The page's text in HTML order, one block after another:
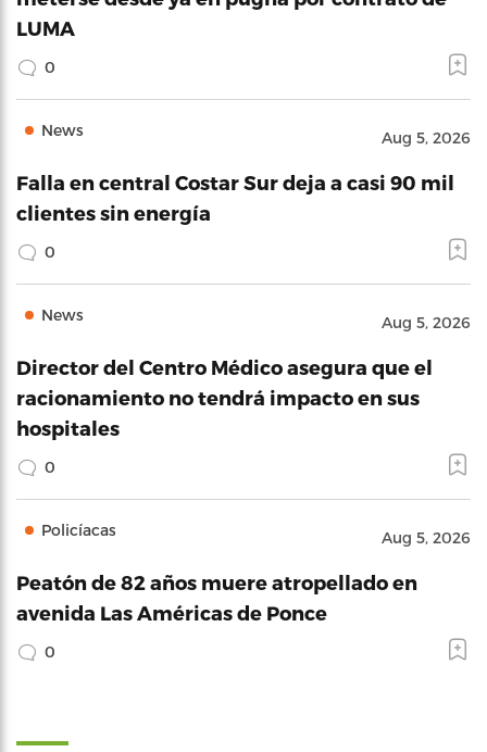
LUMA
0
News Aug 5, 2026
Falla en central Costar Sur deja a casi 90 mil
clientes sin energía
0
News Aug 5, 2026
Director del Centro Médico asegura que el
racionamiento no tendrá impacto en sus
hospitales
0
Policíacas Aug 5, 2026
Peatón de 82 años muere atropellado en
avenida Las Américas de Ponce
0